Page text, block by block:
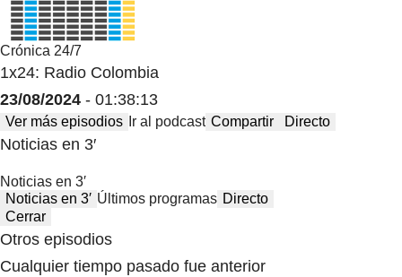
Crónica 24/7
1x24: Radio Colombia
23/08/2024 - 01:38:13
Ver más episodios Ir al podcast Compartir Directo
Noticias en 3′
Noticias en 3′
Noticias en 3′ Últimos programas Directo
Cerrar
Otros episodios
Cualquier tiempo pasado fue anterior